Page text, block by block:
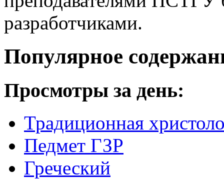
разработчиками.
Популярное
Просмотры за день:
Традиционная
Педмет ГЗР
Греческий